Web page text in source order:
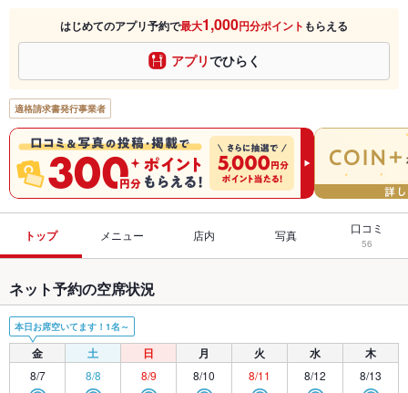
はじめてのアプリ予約で最大1,000円分ポイント もらえる
アプリでひらく
適格請求書発行事業者
トップ メニュー 店内 写真 口コミ
56
ネット予約の空席状況
本日お席空いてます！1名～
金 土 日 月 火 水 木
8/7 8/8 8/9 8/10 8/11 8/12 8/13